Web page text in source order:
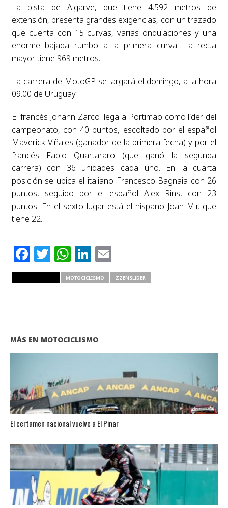
La pista de Algarve, que tiene 4.592 metros de
extensión, presenta grandes exigencias, con un trazado
que cuenta con 15 curvas, varias ondulaciones y una
enorme bajada rumbo a la primera curva. La recta
mayor tiene 969 metros.
La carrera de MotoGP se largará el domingo, a la hora
09.00 de Uruguay.
El francés Johann Zarco llega a Portimao como líder del
campeonato, con 40 puntos, escoltado por el español
Maverick Viñales (ganador de la primera fecha) y por el
francés Fabio Quartararo (que ganó la segunda
carrera) con 36 unidades cada uno. En la cuarta
posición se ubica el italiano Francesco Bagnaia con 26
puntos, seguido por el español Alex Rins, con 23
puntos. En el sexto lugar está el hispano Joan Mir, que
tiene 22.
Facebook
Twitter
WhatsApp
LinkedIn
Email
MOTOCICLISMO ZZENSLIDER
MÁS EN MOTOCICLISMO
El certamen nacional vuelve a El Pinar